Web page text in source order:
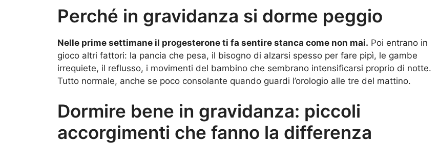
Perché in gravidanza si dorme peggio
Nelle prime settimane il progesterone ti fa sentire stanca come non mai. Poi entrano in
gioco altri fattori: la pancia che pesa, il bisogno di alzarsi spesso per fare pipì, le gambe
irrequiete, il reflusso, i movimenti del bambino che sembrano intensificarsi proprio di notte.
Tutto normale, anche se poco consolante quando guardi l’orologio alle tre del mattino.
Dormire bene in gravidanza: piccoli
accorgimenti che fanno la differenza